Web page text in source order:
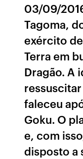
03/09/
Tagoma,
exército
Terra em
Dragão. A
faleceu
Goku. O
e, com
disposto a